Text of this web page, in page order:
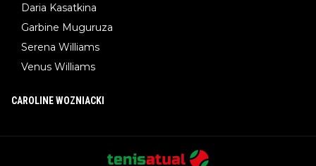
Daria Kasatkina
Garbine Muguruza
Serena Williams
Venus Williams
CAROLINE WOZNIACKI